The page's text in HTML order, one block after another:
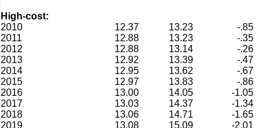
High-cost:
2010
12.37 13.23
-.85
2011
12.88 13.23
-.35
2012
12.88 13.14
-.26
2013
12.92 13.39
-.47
2014
12.95 13.62
-.67
2015
12.97 13.83
-.86
2016
13.00 14.05
-1.05
2017
13.03 14.37
-1.34
2018
13.06 14.71
-1.65
2019
13.08 15.09
-2.01